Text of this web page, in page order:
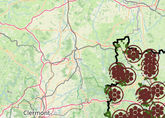
Ecopôle du Forez
Forêt de Lespinasse
Arboretum et forêt des